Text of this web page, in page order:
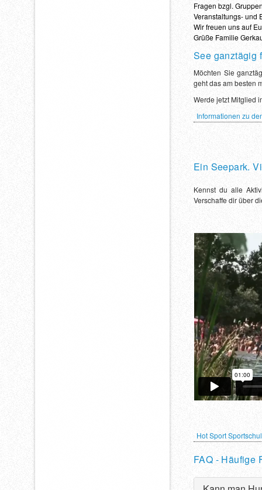
Fragen bzgl.
Veranstaltungs- und
Wir freuen uns auf
Grüße Familie
See ganztägig
Möchten Sie
geht das am besten
Werde jetzt Mitglied
Informationen zu
Ein Seepark.
Kennst du alle
Verschaffe dir über
Hot Sport
FAQ - Häufige